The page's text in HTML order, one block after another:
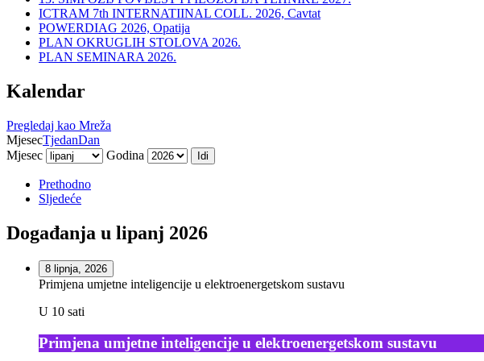
ICTRAM 7th INTERNATIINAL COLL. 2026, Cavtat
POWERDIAG 2026, Opatija
PLAN OKRUGLIH STOLOVA 2026.
PLAN SEMINARA 2026.
Kalendar
Pregledaj kao Mreža
MjesecTjedanDan
Mjesec
Godina
Prethodno
Sljedeće
Događanja u lipanj 2026
8 lipnja, 2026
Primjena umjetne inteligencije u elektroenergetskom sustavu
U 10 sati
Primjena umjetne inteligencije u elektroenergetskom sustavu